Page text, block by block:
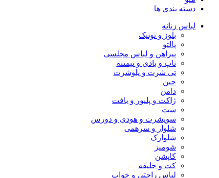
دسته بندی ها
لباس زنانه
بلوز و تونیک
پالتو
پیراهن و لباس مجلسی
تاپ و بادی و نیمتنه
تی شرت و پلوشرت
جین
دامن
ژاکت و پلیور و بافت
ست
سویشرت و هودی و دورس
شلوار و سرهمی
شلوارک
شومیز
کاپشن
کت و جلیقه
لباس راحتی و خواب